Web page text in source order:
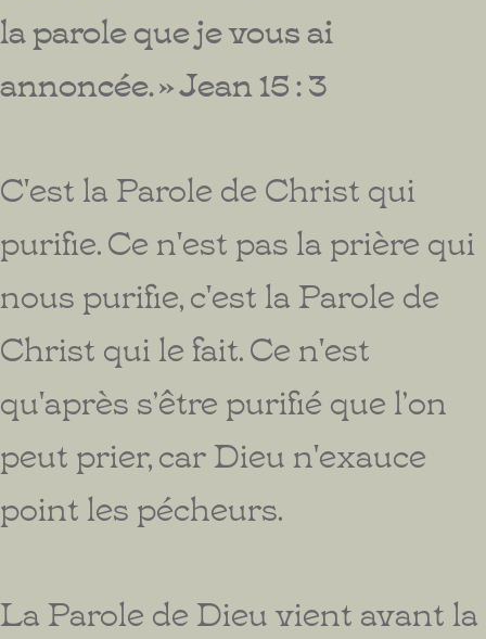
la parole que je vous ai
annoncée. » Jean 15 : 3
C'est la Parole de Christ qui
purifie. Ce n'est pas la prière qui
nous purifie, c'est la Parole de
Christ qui le fait. Ce n'est
qu'après s’être purifié que l’on
peut prier, car Dieu n'exauce
point les pécheurs.
La Parole de Dieu vient avant la